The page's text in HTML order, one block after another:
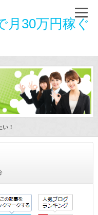
月30万円稼ぐ
！